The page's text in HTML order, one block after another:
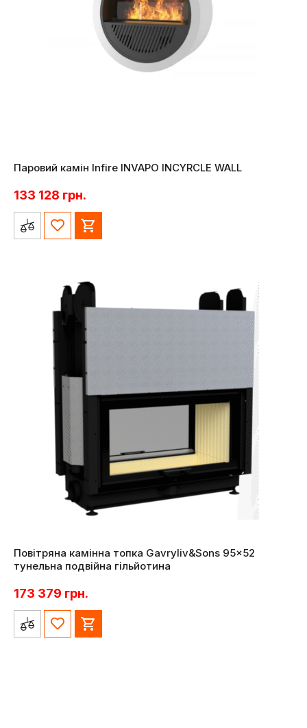
Паровий камін Infire INVAPO INCYRCLE WALL
133 128 грн.
Повітряна камінна топка Gavryliv&Sons 95×52
тунельна подвійна гільйотина
173 379 грн.